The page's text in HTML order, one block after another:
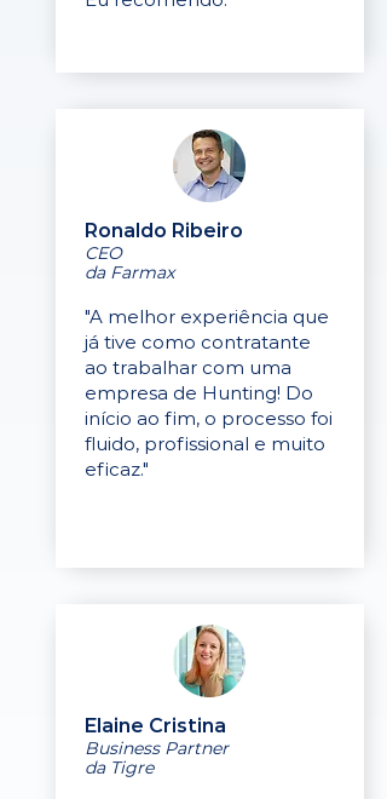
Ronaldo Ribeiro
CEO
da Farmax
"A melhor experiência que
já tive como contratante
ao trabalhar com uma
empresa de Hunting! Do
início ao fim, o processo foi
fluido, profissional e muito
eficaz."
Elaine Cristina
Business Partner
da Tigre